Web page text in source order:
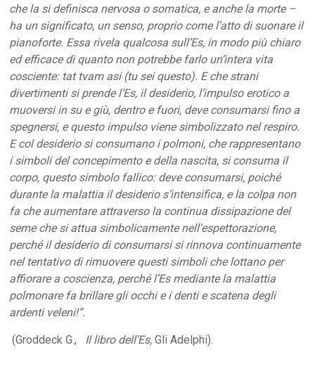
che la si definisca nervosa o somatica, e anche la morte –
ha un significato, un senso, proprio come l’atto di suonare il
pianoforte. Essa rivela qualcosa sull’Es, in modo più chiaro
ed efficace di quanto non potrebbe farlo un’intera vita
cosciente: tat tvam asi (tu sei questo). E che strani
divertimenti si prende l’Es, il desiderio, l’impulso erotico a
muoversi in su e giù, dentro e fuori, deve consumarsi fino a
spegnersi, e questo impulso viene simbolizzato nel respiro.
E col desiderio si consumano i polmoni, che rappresentano
i simboli del concepimento e della nascita, si consuma il
corpo, questo simbolo fallico: deve consumarsi, poiché
durante la malattia il desiderio s’intensifica, e la colpa non
fa che aumentare attraverso la continua dissipazione del
seme che si attua simbolicamente nell’espettorazione,
perché il desiderio di consumarsi si rinnova continuamente
nel tentativo di rimuovere questi simboli che lottano per
affiorare a coscienza, perché l’Es mediante la malattia
polmonare fa brillare gli occhi e i denti e scatena degli
ardenti veleni!”.
(Groddeck G., Il libro dell’Es, Gli Adelphi).